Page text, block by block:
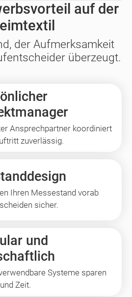
auf der
der Aufmerksamkeit
überzeugt.
Ansprechpartner koordiniert
zuverlässig.
Ihren Messestand vorab
sicher.
und
Systeme sparen
Zeit.